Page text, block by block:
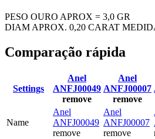
PESO OURO APROX = 3,0 GR
DIAM APROX. 0,20 CARAT
Comparação rápida
Settings
Anel
ANFJ00049
remove
Anel
ANFJ00007
remove
Name
Anel
ANFJ00049
remove
Anel
ANFJ00007
remove